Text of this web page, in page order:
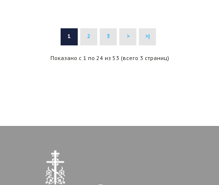
1 2 3 > >|
Показано с 1 по 24 из 53 (всего 3 страниц)